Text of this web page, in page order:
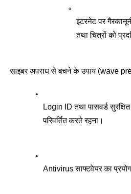
इंटरनेट पर
तथा चित्रों को
साइबर अपराध से बचने के उपाय (wave
Login ID तथा पासवर्ड
परिवर्तित करते रहना।
Antivirus साफ्टवेयर का